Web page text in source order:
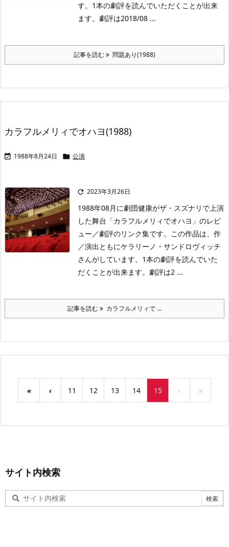
す。1本の劇評を読んでいただくことが出来
ます。劇評は2018/08 ...
記事を読む 問題あり(1988)
カラフルメリィでオハヨ(1988)
 1988年8月24日  公演
 2023年3月26日
1988年08月に劇団健康がザ・スズナリで上演
した舞台「カラフルメリィでオハヨ」のレビ
ュー／劇評のリンク集です。この作品は、作
／演出ともにケラリーノ・サンドロヴィッチ
さんがしています。1本の劇評を読んでいた
だくことが出来ます。劇評は2 ...
記事を読む カラフルメリィで ...
« ‹ 11 12 13 14 15 › »
サイト内検索